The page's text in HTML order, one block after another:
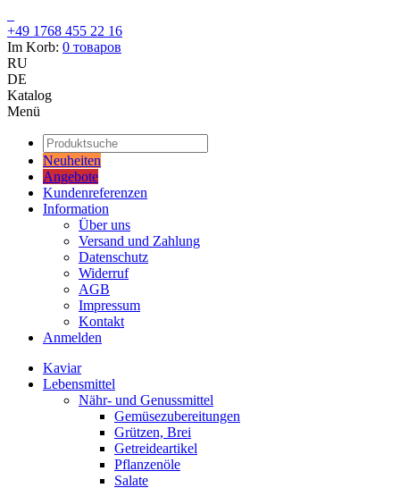
+49 1768 455 22 16
Im Korb: 0 товаров
RU
DE
Katalog
Menü
Neuheiten
Angebote
Kundenreferenzen
Information
Über uns
Versand und Zahlung
Datenschutz
Widerruf
AGB
Impressum
Kontakt
Anmelden
Kaviar
Lebensmittel
Nähr- und Genussmittel
Gemüsezubereitungen
Grützen, Brei
Getreideartikel
Pflanzenöle
Salate